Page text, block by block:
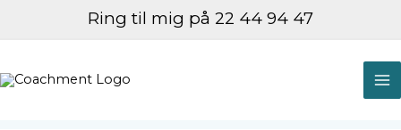
Ring til mig på 22 44 94 47